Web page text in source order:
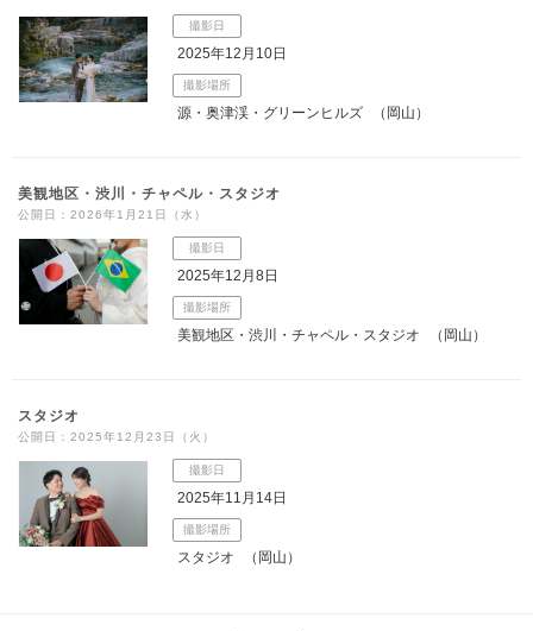
撮影日
2025年12月10日
撮影場所
源・奥津渓・グリーンヒルズ （岡山）
美観地区・渋川・チャペル・スタジオ
公開日：2026年1月21日（水）
撮影日
2025年12月8日
撮影場所
美観地区・渋川・チャペル・スタジオ （岡山）
スタジオ
公開日：2025年12月23日（火）
撮影日
2025年11月14日
撮影場所
スタジオ （岡山）